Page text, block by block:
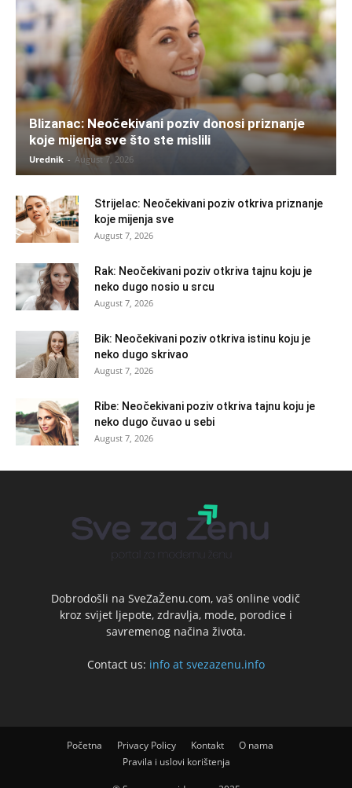
Blizanac: Neočekivani poziv donosi priznanje
koje mijenja sve što ste mislili
Urednik - August 7, 2026
Strijelac: Neočekivani poziv otkriva priznanje
koje mijenja sve
August 7, 2026
Rak: Neočekivani poziv otkriva tajnu koju je
neko dugo nosio u srcu
August 7, 2026
Bik: Neočekivani poziv otkriva istinu koju je
neko dugo skrivao
August 7, 2026
Ribe: Neočekivani poziv otkriva tajnu koju je
neko dugo čuvao u sebi
August 7, 2026
Dobrodošli na SveZaŽenu.com, vaš online vodič
kroz svijet ljepote, zdravlja, mode, porodice i
savremenog načina života.
Contact us: info at svezazenu.info
Početna Privacy Policy Kontakt
O nama
Pravila i uslovi korištenja